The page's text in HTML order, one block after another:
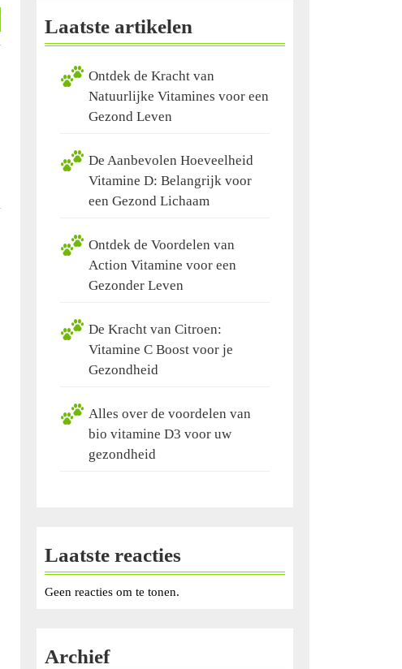
Laatste artikelen
Ontdek de Kracht van
Natuurlijke Vitamines voor een
Gezond Leven
De Aanbevolen Hoeveelheid
Vitamine D: Belangrijk voor
een Gezond Lichaam
Ontdek de Voordelen van
Action Vitamine voor een
Gezonder Leven
De Kracht van Citroen:
Vitamine C Boost voor je
Gezondheid
Alles over de voordelen van
bio vitamine D3 voor uw
gezondheid
Laatste reacties
Geen reacties om te tonen.
Archief